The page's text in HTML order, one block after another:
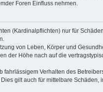
Foren Einfluss nehmen.
(Kardinalpflichten) nur für
von Leben, Körper und
der Höhe nach auf die
Verhalten des
gilt auch für mittelbare Schäden,